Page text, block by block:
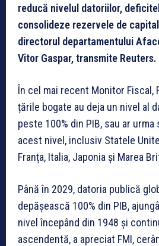
reducă nivelul datoriilor,
consolideze rezervele de
directorul departamentului
Vitor Gaspar, transmite Reuters.
În cel mai recent Monitor Fiscal,
țările bogate au deja un nivel al
peste 100% din PIB, sau ar
acest nivel, inclusiv Statele
Franța, Italia, Japonia și Marea
Până în 2029, datoria publică
depășească 100% din PIB,
nivel începând din 1948 și
ascendentă, a apreciat FMI,